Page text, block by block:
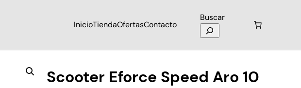
InicioTiendaOfertasContacto
Buscar
Scooter Eforce Speed Aro 10